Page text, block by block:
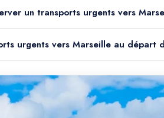
un transports urgents vers
urgents vers Marseille au départ